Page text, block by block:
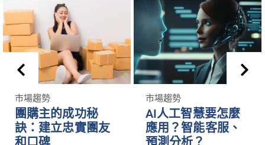
市場趨勢
團購主的成功秘
訣：建立忠實團友
市場趨勢
AI人工智慧要怎麼
應用？智能客服、